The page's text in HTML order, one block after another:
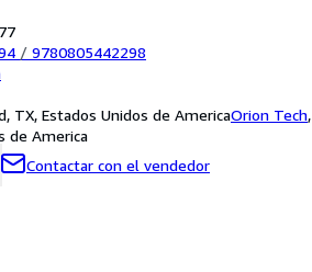
/ 9780805442298
TX, Estados Unidos de AmericaOrion Tech,
de America
Contactar con el vendedor